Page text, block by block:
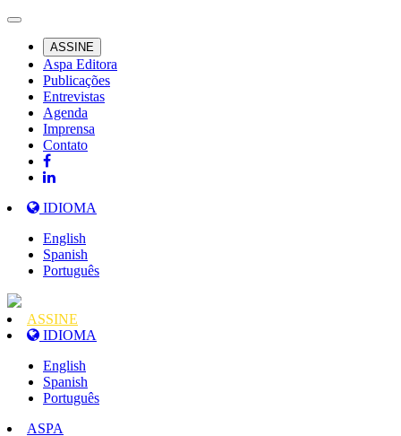
ASSINE
Aspa Editora
Publicações
Entrevistas
Agenda
Imprensa
Contato
IDIOMA
English
Spanish
Português
ASSINE
IDIOMA
English
Spanish
Português
ASPA